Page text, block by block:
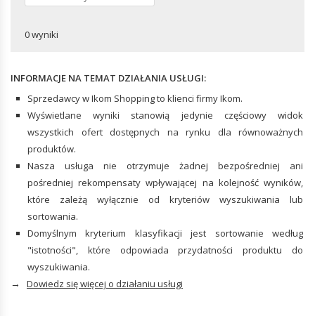
Piżamy i ubrania na co dzień
AKCESORIA DO MEBLI BIUROWYCH
Wózki ręczne
Kombinerki
Śrubokręty
ZBIORNIKI
POMPY
Pompy przenośne
AKCESORIA BIUROWE
Pieczątki biurowe
0 wyniki
INFORMACJE NA TEMAT DZIAŁANIA USŁUGI:
Sprzedawcy w Ikom Shopping to klienci firmy Ikom.
Wyświetlane wyniki stanowią jedynie częściowy widok
wszystkich ofert dostępnych na rynku dla równoważnych
produktów.
Nasza usługa nie otrzymuje żadnej bezpośredniej ani
pośredniej rekompensaty wpływającej na kolejność wyników,
które zależą wyłącznie od kryteriów wyszukiwania lub
sortowania.
Domyślnym kryterium klasyfikacji jest sortowanie według
"istotności", które odpowiada przydatności produktu do
wyszukiwania.
→ Dowiedz się więcej o działaniu usługi